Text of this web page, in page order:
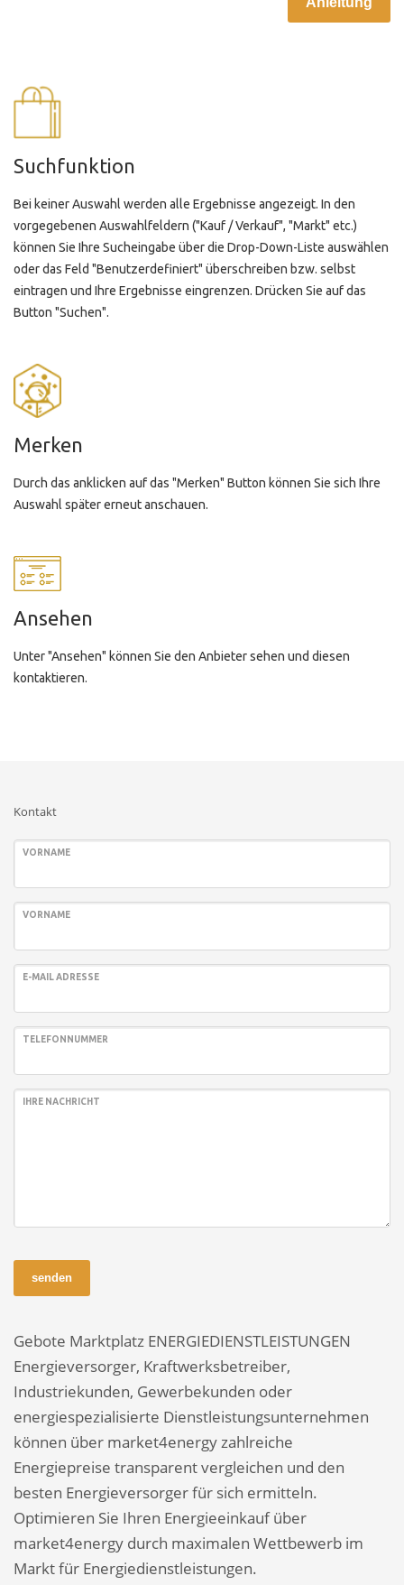
Suchfunktion
Bei keiner Auswahl werden alle Ergebnisse angezeigt. In den
vorgegebenen Auswahlfeldern ("Kauf / Verkauf", "Markt" etc.)
können Sie Ihre Sucheingabe über die Drop-Down-Liste auswählen
oder das Feld "Benutzerdefiniert" überschreiben bzw. selbst
eintragen und Ihre Ergebnisse eingrenzen. Drücken Sie auf das
Button "Suchen".
Merken
Durch das anklicken auf das "Merken" Button können Sie sich Ihre
Auswahl später erneut anschauen.
Ansehen
Unter "Ansehen" können Sie den Anbieter sehen und diesen
kontaktieren.
Kontakt
VORNAME
VORNAME
E-MAIL ADRESSE
TELEFONNUMMER
IHRE NACHRICHT
senden
Gebote Marktplatz ENERGIEDIENSTLEISTUNGEN
Energieversorger, Kraftwerksbetreiber,
Industriekunden, Gewerbekunden oder
energiespezialisierte Dienstleistungsunternehmen
können über market4energy zahlreiche
Energiepreise transparent vergleichen und den
besten Energieversorger für sich ermitteln.
Optimieren Sie Ihren Energieeinkauf über
market4energy durch maximalen Wettbewerb im
Markt für Energiedienstleistungen.